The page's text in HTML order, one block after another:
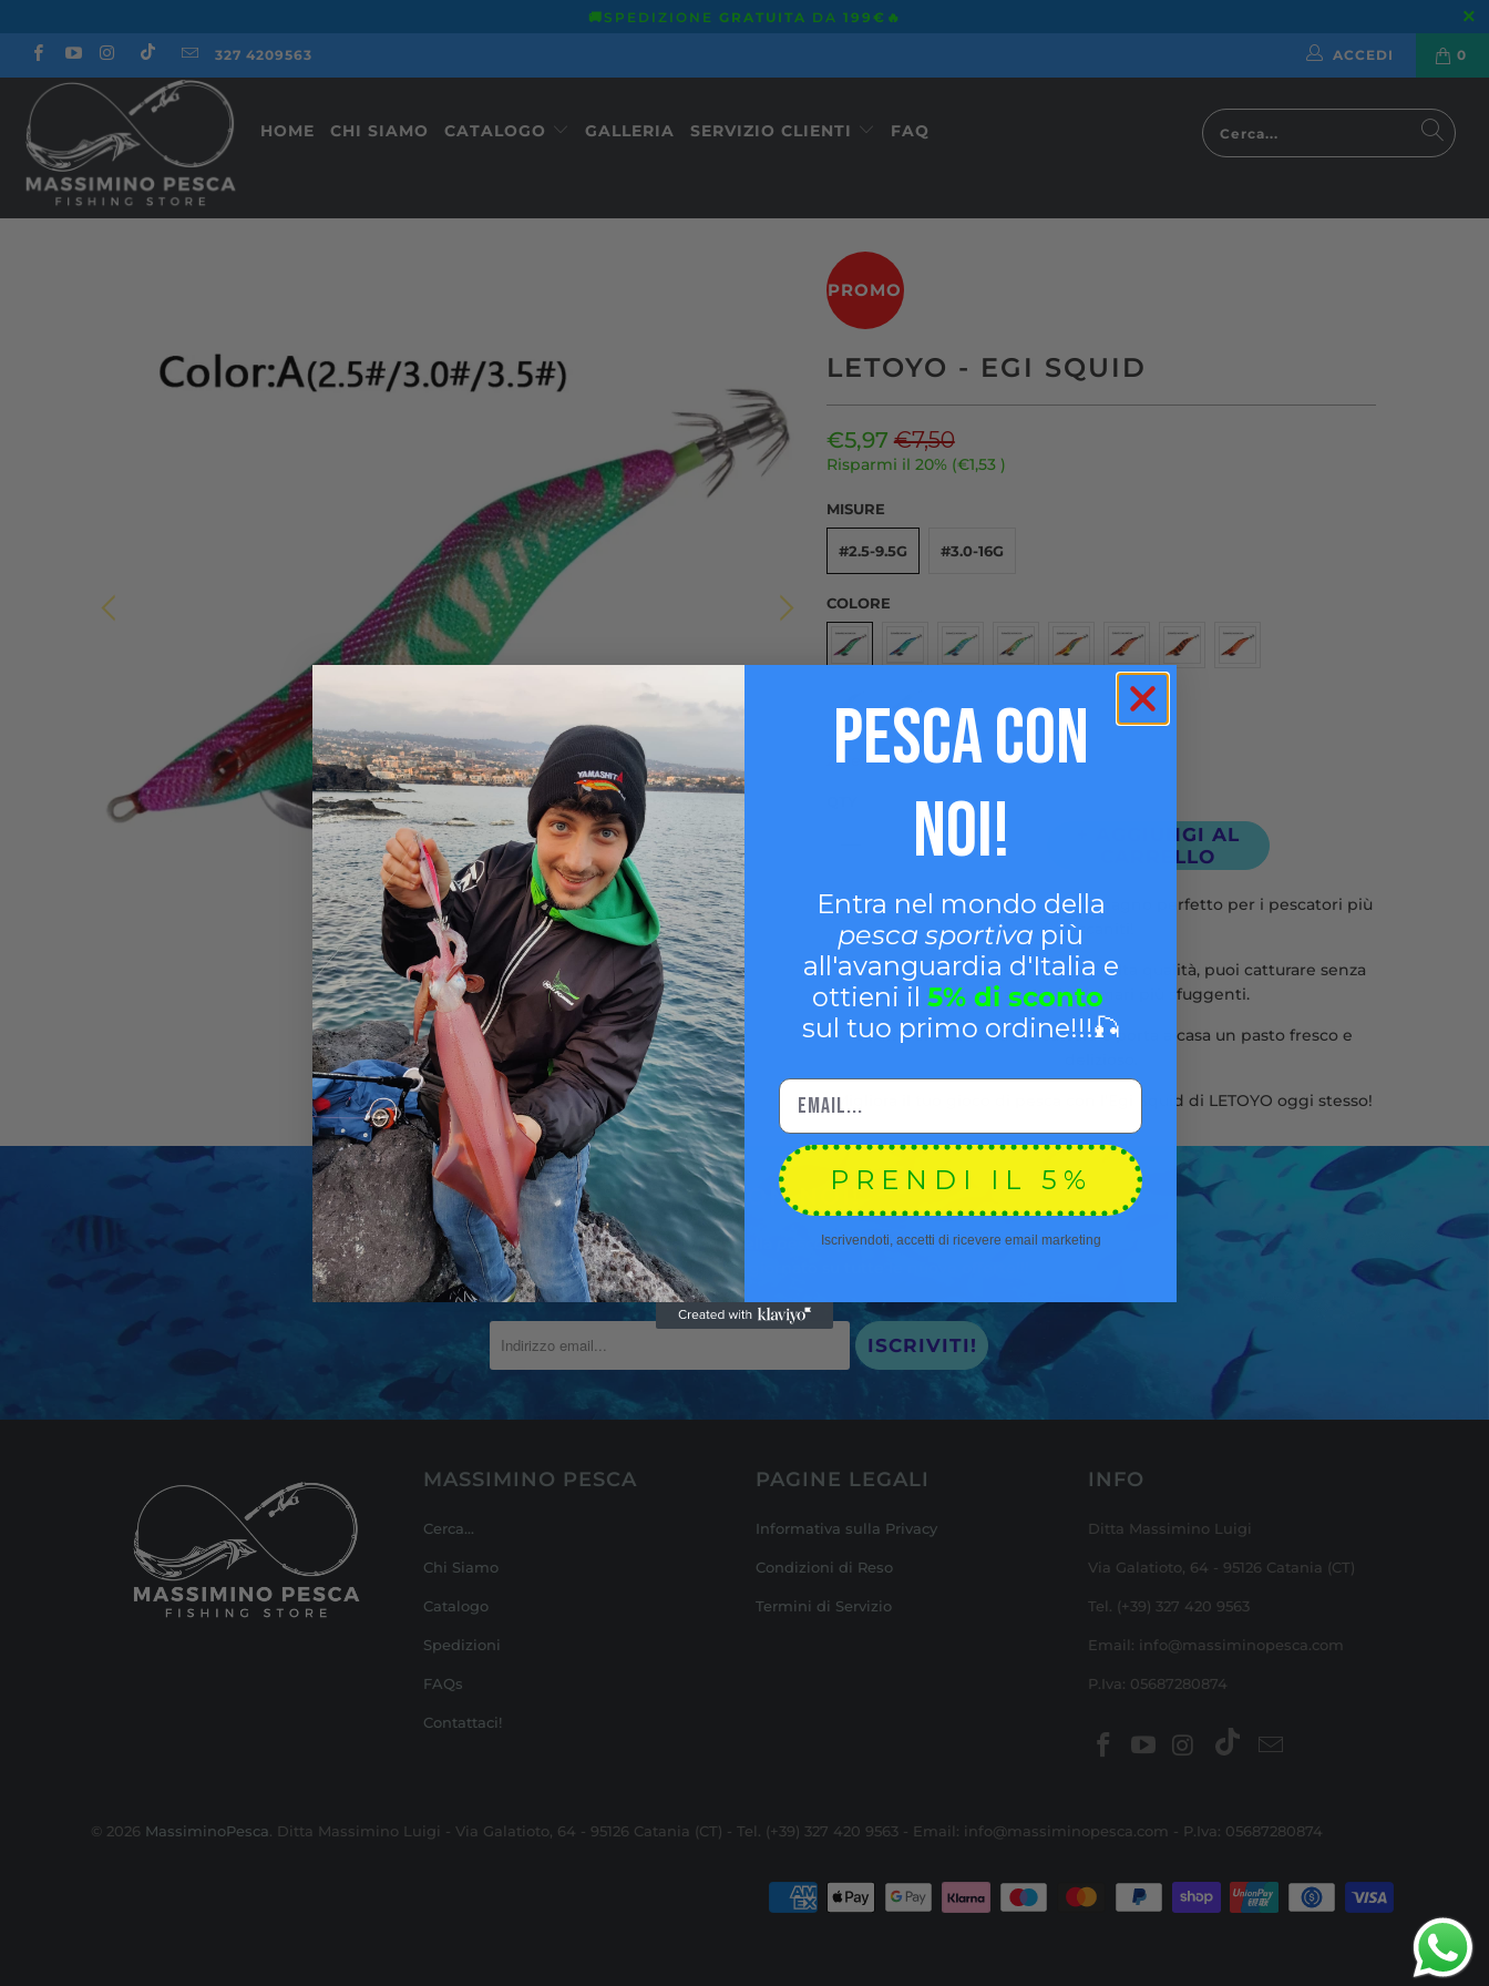
🚚SPEDIZIONE GRATUITA DA 199€ 🔥
327 4209563 0
ACCEDI
HOME CHI SIAMO CATALOGO GALLERIA SERVIZIO CLIENTI FAQ
PROMO
LETOYO - EGI SQUID
€5,97€7,50
Risparmi il 20% (€1,53 )
MISURE
#2.5-9.5G #3.0-16G
COLORE
2 pezzi disponibili!
+ AGGIUNGI AL
CARRELLO
Ecco l'Egi Squid di LETOYO, il compagno perfetto per i pescatori più
accaniti!
Grazie alla sua caratteristica egi di alta qualità, puoi catturare senza
sforzo anche i calamari più sfuggenti.
Goditi l'emozione della cattura e porta a casa un pasto fresco e
Migliora il tuo gioco di pesca con l'Egi Squid di LETOYO oggi stesso!
PESCA CON NOI!
Entra nel mondo della
pesca sportiva
più all'avanguardia d'Italia e resta aggiornato su tutte le nuove
MASSIMINO PESCA
Cerca...
Chi Siamo
Catalogo
Spedizioni
FAQs
Contattaci!
PAGINE LEGALI
Informativa sulla Privacy
Condizioni di Reso
Termini di Servizio
INFO
Ditta Massimino Luigi
Via Galatioto, 64 - 95126 Catania (CT)
Tel. (+39) 327 420 9563
Email: info@massiminopesca.com
P.Iva: 05687280874
© 2026 MassiminoPesca. Ditta Massimino Luigi - Via Galatioto, 64 - 95126 Catania (CT) - Tel. (+39) 327 420 9563 - Email: info@massiminopesca.com - P.Iva: 05687280874
PESCA CON
NOI!
Entra nel mondo della
pesca sportiva più
all'avanguardia d'Italia e
ottieni il 5% di sconto
sul tuo primo ordine!!!🎣
PRENDI IL 5%
Iscrivendoti, accetti di ricevere email marketing